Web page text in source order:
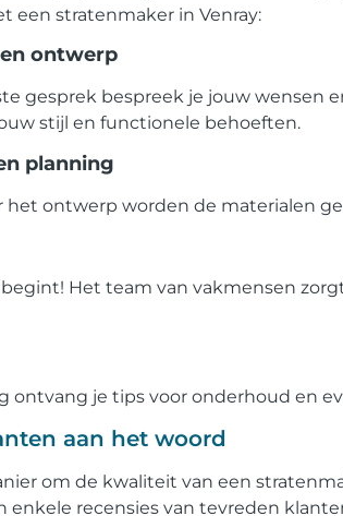
een stratenmaker in Venray:
ontwerp
gesprek bespreek je jouw wensen
stijl en functionele behoeften.
planning
het ontwerp worden de materialen
Het team van vakmensen
ontvang je tips voor onderhoud en
aan het woord
om de kwaliteit van een
enkele recensies van tevreden